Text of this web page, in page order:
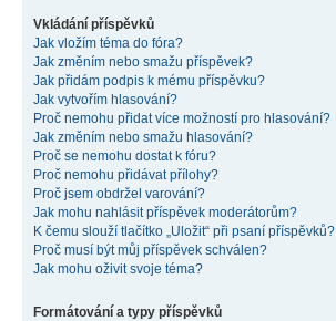
Vkládání příspěvků
Jak vložím téma do fóra?
Jak změním nebo smažu příspěvek?
Jak přidám podpis k mému příspěvku?
Jak vytvořím hlasování?
Proč nemohu přidat více možností pro hlasování?
Jak změním nebo smažu hlasování?
Proč se nemohu dostat k fóru?
Proč nemohu přidávat přílohy?
Proč jsem obdržel varování?
Jak mohu nahlásit příspěvek moderátorům?
K čemu slouží tlačítko „Uložit“ při psaní příspěvků?
Proč musí být můj příspěvek schválen?
Jak mohu oživit svoje téma?
Formátování a typy příspěvků